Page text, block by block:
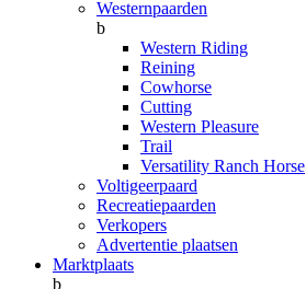
Westernpaarden
b
Western Riding
Reining
Cowhorse
Cutting
Western Pleasure
Trail
Versatility Ranch Horse
Voltigeerpaard
Recreatiepaarden
Verkopers
Advertentie plaatsen
Marktplaats
b